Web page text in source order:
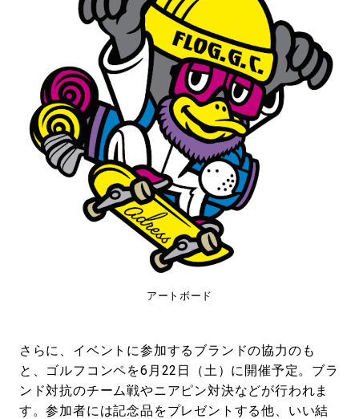
アートボード
さらに、イベントに参加するブランドの協力のも
と、ゴルフコンペを6月22日（土）に開催予定。ブラ
ンド対抗のチーム戦やニアピン対決などが行われま
す。参加者には記念品をプレゼントする他、いい結